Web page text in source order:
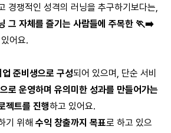
경쟁적인 성격의 러닝을 추구하기보다는,
그 자체를 즐기는 사람들에 주목한 🏃‍➡️
어요.
준비생으로 구성되어 있으며, 단순 서비
로 운영하며 유의미한 성과를 만들어가는
젝트를 진행하고 있어요.
기 위해 수익 창출까지 목표로 하고 있으